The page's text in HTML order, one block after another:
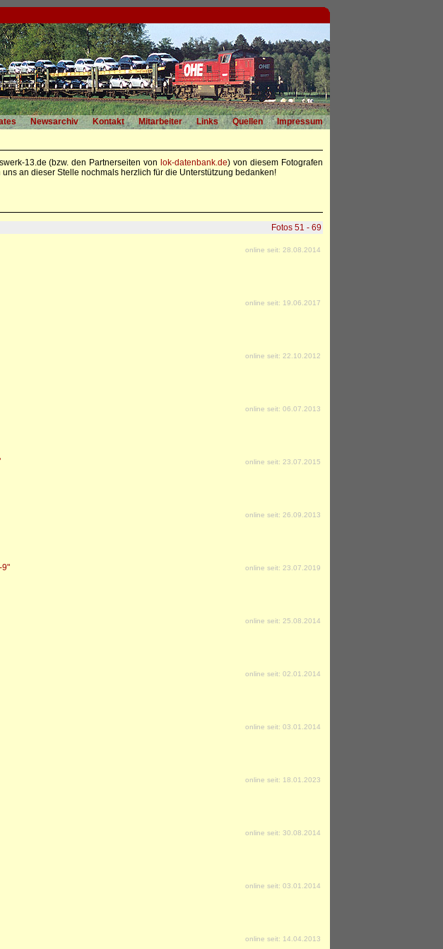
Newsarchiv Kontakt Mitarbeiter Links Quellen
Impressum
13.de (bzw. den Partnerseiten von lok-datenbank.de) von diesem Fotografen
an dieser Stelle nochmals herzlich für die Unterstützung bedanken!
Fotos 51 - 69
online seit: 28.08.2014
online seit: 19.06.2017
online seit: 22.10.2012
online seit: 06.07.2013
online seit: 23.07.2015
online seit: 26.09.2013
9" online seit: 23.07.2019
online seit: 25.08.2014
online seit: 02.01.2014
online seit: 03.01.2014
online seit: 18.01.2023
online seit: 30.08.2014
online seit: 03.01.2014
online seit: 14.04.2013